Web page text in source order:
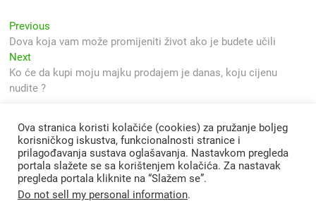
Navigacija
objava
Previous
post:
Dova koja vam može promijeniti život ako je budete učili
NextNext
post:
Ko će da kupi moju majku prodajem je danas, koju cijenu
nudite ?
Ova stranica koristi kolačiće (cookies) za pružanje boljeg
korisničkog iskustva, funkcionalnosti stranice i
prilagođavanja sustava oglašavanja. Nastavkom pregleda
portala slažete se sa korištenjem kolačića. Za nastavak
pregleda portala kliknite na “Slažem se”.
Do not sell my personal information.